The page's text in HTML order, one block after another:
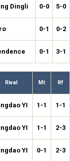
Dingli 0-0 5-0
0-1 0-2
0-1 3-1
Rival Mt Rf
YI 1-1 1-1
YI 1-1 2-3
YI 0-1 2-3